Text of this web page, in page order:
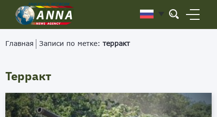
Главная Записи по метке:терракт
Терракт